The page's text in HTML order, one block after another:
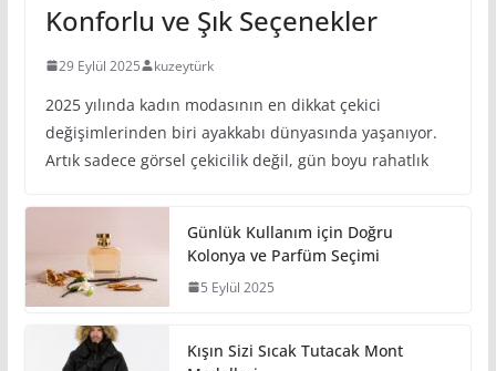
Konforlu ve Şık Seçenekler
29 Eylül 2025 kuzeytürk
2025 yılında kadın modasının en dikkat çekici
değişimlerinden biri ayakkabı dünyasında yaşanıyor.
Artık sadece görsel çekicilik değil, gün boyu rahatlık
Günlük Kullanım için Doğru
Kolonya ve Parfüm Seçimi
5 Eylül 2025
Kışın Sizi Sıcak Tutacak Mont